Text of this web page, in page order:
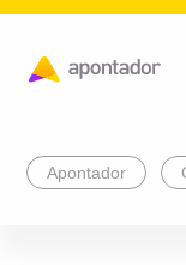
Apontador